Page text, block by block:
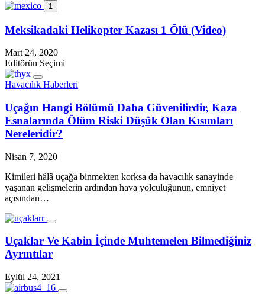
1
Meksikadaki Helikopter Kazası 1 Ölü (Video)
Mart 24, 2020
Editörün Seçimi
Havacılık Haberleri
Uçağın Hangi Bölümü Daha Güvenilirdir, Kaza
Esnalarında Ölüm Riski Düşük Olan Kısımları
Nereleridir?
Nisan 7, 2020
Kimileri hâlâ uçağa binmekten korksa da havacılık sanayinde
yaşanan gelişmelerin ardından hava yolculuğunun, emniyet
açısından…
Uçaklar Ve Kabin İçinde Muhtemelen Bilmediğiniz
Ayrıntılar
Eylül 24, 2021